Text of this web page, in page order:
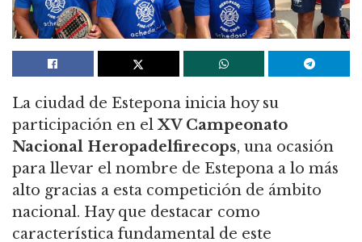
La ciudad de Estepona inicia hoy su
participación en el XV Campeonato
Nacional Heropadelfirecops, una ocasión
para llevar el nombre de Estepona a lo más
alto gracias a esta competición de ámbito
nacional. Hay que destacar como
característica fundamental de este